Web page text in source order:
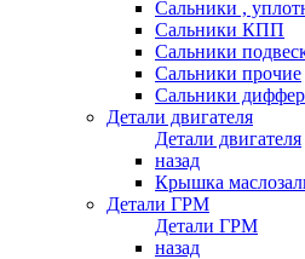
Сальники ,
Сальники КПП
Сальники
Сальники прочие
Сальники
Детали двигателя
Детали двигателя
назад
Крышка
Детали ГРМ
Детали ГРМ
назад